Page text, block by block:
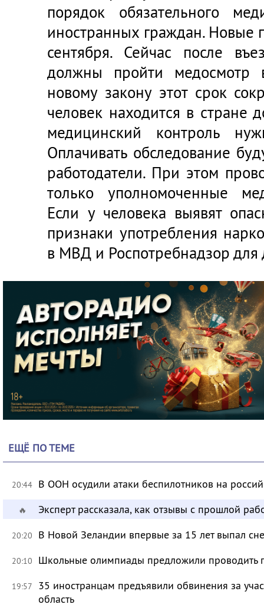
порядок обязательного
иностранных граждан. Новые
сентября. Сейчас после
должны пройти
новому закону этот срок
человек находится в стране
медицинский контроль
Оплачивать обследование
работодатели. При этом
только уполномоченные
Если у человека выявят
признаки употребления
в МВД и Роспотребнадзор
ЕЩЁ ПО ТЕМЕ
20:44 В ООН осудили атаки беспилотников на
🔥 Эксперт рассказала, как отзывы с прошлой
20:20 В Новой Зеландии впервые за 15 лет выпал
20:10 Школьные олимпиады предложили проводить
19:57
35 иностранцам предъявили обвинения за
область